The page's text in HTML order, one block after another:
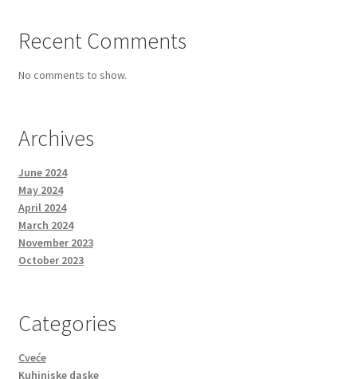
Recent Comments
No comments to show.
Archives
June 2024
May 2024
April 2024
March 2024
November 2023
October 2023
Categories
Cveće
Kuhinjske daske